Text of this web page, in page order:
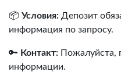
📦 Условия: Депозит
информация по запросу.
🔑 Контакт: Пожалуйста,
информации.